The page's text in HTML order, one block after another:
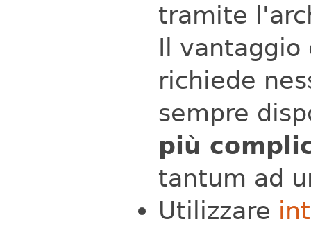
tramite
Il vantaggio
richiede
sempre
più
tantum ad
Utilizzare